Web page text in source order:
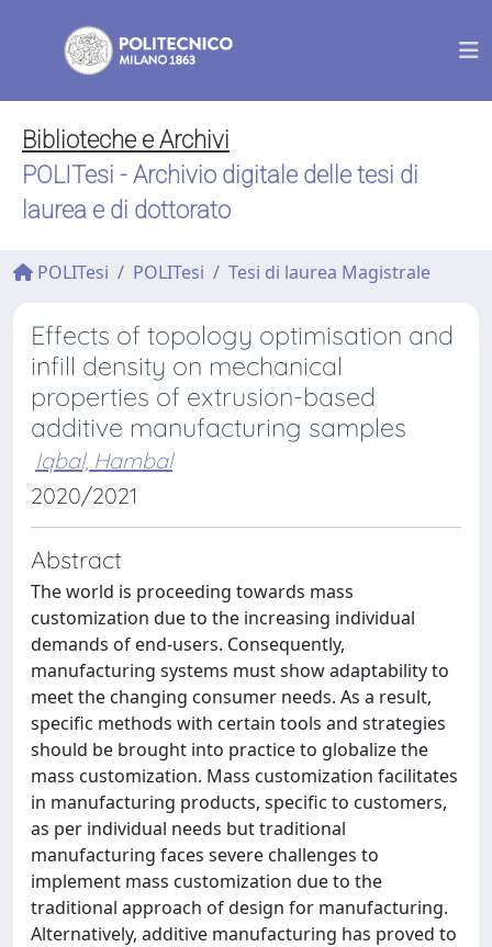
Biblioteche e Archivi
POLITesi - Archivio digitale delle tesi di
laurea e di dottorato
POLITesi POLITesi Tesi di laurea Magistrale
Effects of topology optimisation and
infill density on mechanical
properties of extrusion-based
additive manufacturing samples
Iqbal, Hambal
2020/2021
Abstract
The world is proceeding towards mass
customization due to the increasing individual
demands of end-users. Consequently,
manufacturing systems must show adaptability to
meet the changing consumer needs. As a result,
specific methods with certain tools and strategies
should be brought into practice to globalize the
mass customization. Mass customization facilitates
in manufacturing products, specific to customers,
as per individual needs but traditional
manufacturing faces severe challenges to
implement mass customization due to the
traditional approach of design for manufacturing.
Alternatively, additive manufacturing has proved to